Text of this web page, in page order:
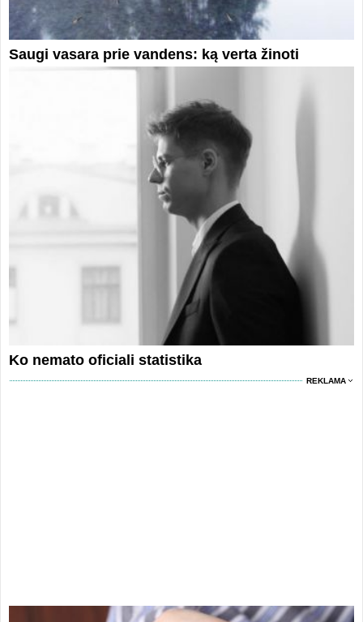
Saugi vasara prie vandens: ką verta žinoti
Ko nemato oficiali statistika
REKLAMA